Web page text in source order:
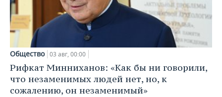
Общество 03 авг, 00:00
Рифкат Минниханов: «Как бы ни говорили,
что незаменимых людей нет, но, к
сожалению, он незаменимый»